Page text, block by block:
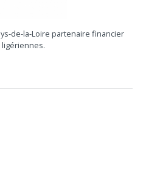
de-la-Loire partenaire financier